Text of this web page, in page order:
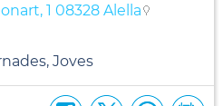
1 08328 Alella
Joves